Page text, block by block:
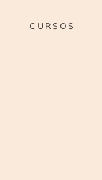
CURSOS